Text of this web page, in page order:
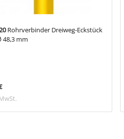
Rohrverbinder Dreiweg-Eckstück
48,3 mm